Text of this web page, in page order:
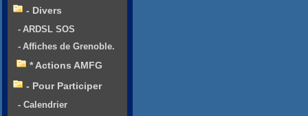
- Divers
- ARDSL SOS
- Affiches de Grenoble.
* Actions AMFG
- Pour Participer
- Calendrier